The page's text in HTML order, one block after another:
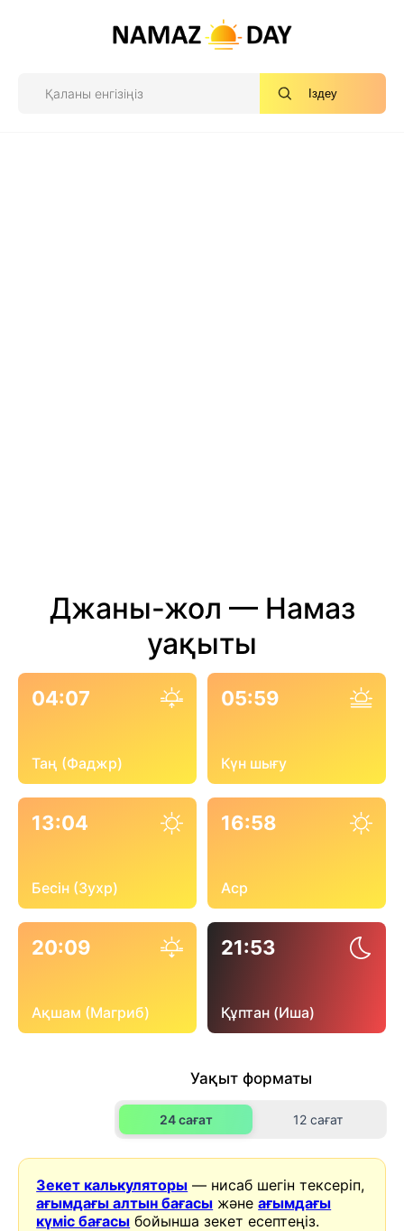
Іздеу
Джаны-жол — Намаз
уақыты
04:07
Таң (Фаджр)
05:59
Күн шығу
13:04
Бесін (Зухр)
16:58
Аср
20:09
Ақшам (Магриб)
21:53
Құптан (Иша)
Уақыт форматы
24 сағат 12 сағат
Зекет калькуляторы — нисаб шегін тексеріп,
ағымдағы алтын бағасы жәнеағымдағы
күміс бағасы бойынша зекет есептеңіз.